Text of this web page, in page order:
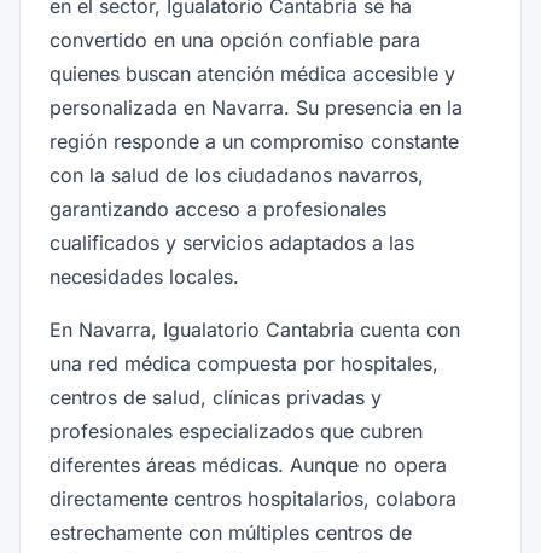
en el sector, Igualatorio Cantabria se ha
convertido en una opción confiable para
quienes buscan atención médica accesible y
personalizada en Navarra. Su presencia en la
región responde a un compromiso constante
con la salud de los ciudadanos navarros,
garantizando acceso a profesionales
cualificados y servicios adaptados a las
necesidades locales.
En Navarra, Igualatorio Cantabria cuenta con
una red médica compuesta por hospitales,
centros de salud, clínicas privadas y
profesionales especializados que cubren
diferentes áreas médicas. Aunque no opera
directamente centros hospitalarios, colabora
estrechamente con múltiples centros de